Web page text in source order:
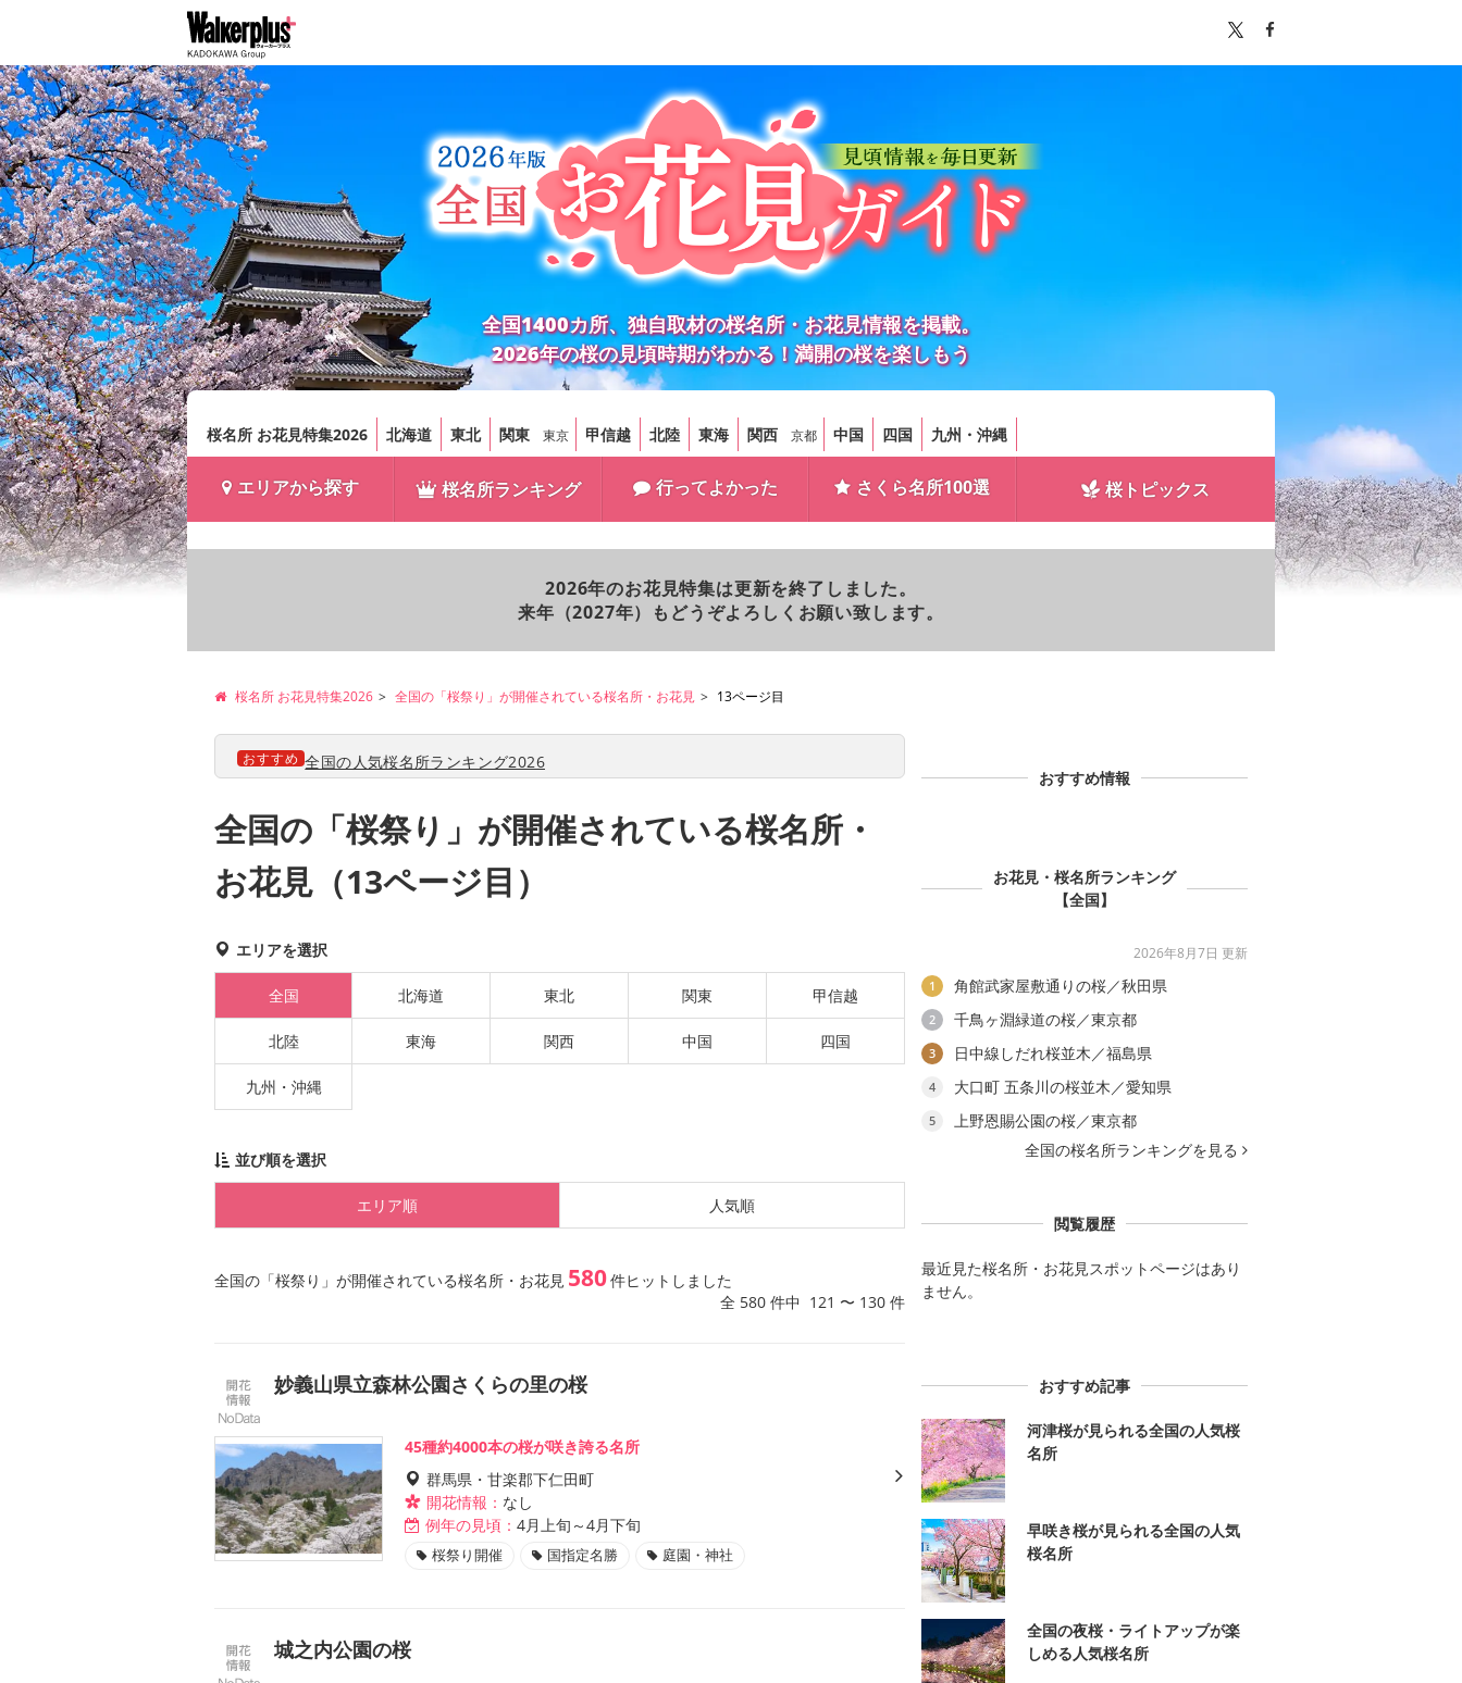
全国1400カ所、独自取材の桜名所・お花見情報を掲載。
2026年の桜の見頃時期がわかる！満開の桜を楽しもう
桜名所 お花見特集2026 北海道 東北 関東 東京 甲信越 北陸 東海 関西 京都 中国 四国 九州・沖縄
エリアから探す 桜名所ランキング 行ってよかった さくら名所100選 桜トピックス
2026年のお花見特集は更新を終了しました。
来年（2027年）もどうぞよろしくお願い致します。
桜名所 お花見特集2026 全国の「桜祭り」が開催されている桜名所・お花見 13ページ目
おすすめ 全国の人気桜名所ランキング2026
全国の「桜祭り」が開催されている桜名所・
お花見（13ページ目）
エリアを選択
全国 北海道 東北 関東 甲信越
北陸 東海 関西 中国 四国
九州・沖縄
並び順を選択
エリア順 人気順
全国の「桜祭り」が開催されている桜名所・お花見 580件ヒットしました
全 580 件中 121 〜 130 件
妙義山県立森林公園さくらの里の桜
45種約4000本の桜が咲き誇る名所
群馬県・甘楽郡下仁田町
開花情報： なし
例年の見頃： 4月上旬～4月下旬
桜祭り開催 国指定名勝 庭園・神社
城之内公園の桜
おすすめ情報
お花見・桜名所ランキング
【全国】
2026年8月7日 更新
1 角館武家屋敷通りの桜／秋田県
2 千鳥ヶ淵緑道の桜／東京都
3 日中線しだれ桜並木／福島県
4 大口町 五条川の桜並木／愛知県
5
上野恩賜公園の桜／東京都
全国の桜名所ランキングを見る
閲覧履歴
最近見た桜名所・お花見スポットページはあり
ません。
おすすめ記事
河津桜が見られる全国の人気桜
名所
早咲き桜が見られる全国の人気
桜名所
全国の夜桜・ライトアップが楽
しめる人気桜名所